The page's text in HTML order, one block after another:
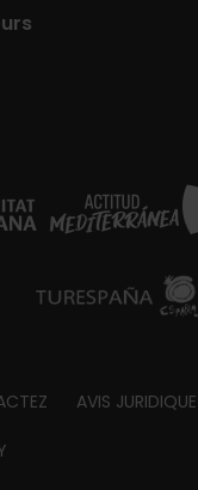
AVIS JURIDIQUE